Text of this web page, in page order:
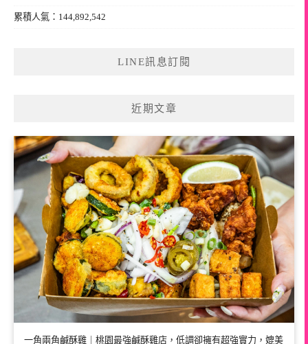
累積人氣：144,892,542
LINE訊息訂閱
近期文章
一角兩角鹹酥雞｜桃園最強鹹酥雞店，低調卻擁有超強實力，媲美